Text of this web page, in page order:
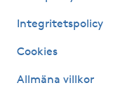
HIFU
Hollywood Peel
Integritetspolicy
Cookies
Allmäna villkor